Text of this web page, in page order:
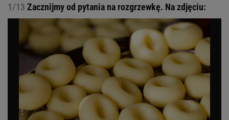
1/13 Zacznijmy od pytania na rozgrzewkę. Na zdjęciu: